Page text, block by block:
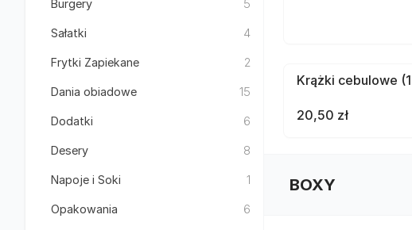
Burgery 5
Sałatki 4
Frytki Zapiekane 2
Dania obiadowe 15
Dodatki 6
Desery 8
Napoje i Soki 1
Opakowania 6
Krążki cebulowe
20,50 zł
BOXY